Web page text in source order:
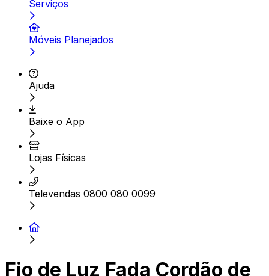
Serviços
Móveis Planejados
Ajuda
Baixe o App
Lojas Físicas
Televendas 0800 080 0099
Fio de Luz Fada Cordão de